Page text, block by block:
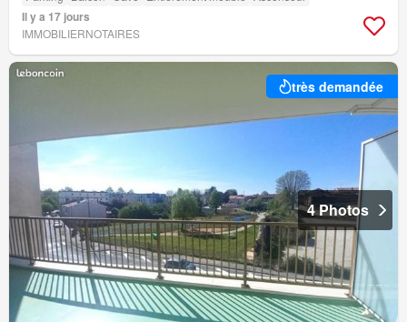
Il y a 17 jours
IMMOBILIERNOTAIRES
très demandée
4 Photos